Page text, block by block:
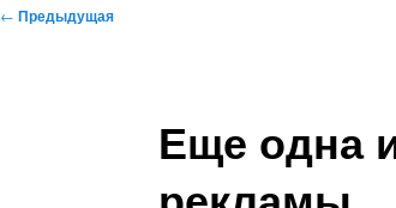
Навигация
← Предыдущая
Еще одна